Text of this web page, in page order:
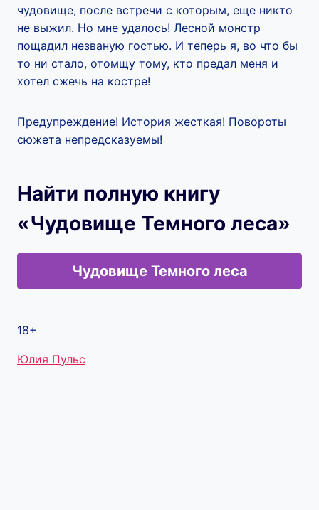
чудовище, после встречи с которым, еще никто
не выжил. Но мне удалось! Лесной монстр
пощадил незваную гостью. И теперь я, во что бы
то ни стало, отомщу тому, кто предал меня и
хотел сжечь на костре!
Предупреждение! История жесткая! Повороты
сюжета непредсказуемы!
Найти полную книгу
«Чудовище Темного леса»
Чудовище Темного леса
18+
Метки
Юлия Пульс